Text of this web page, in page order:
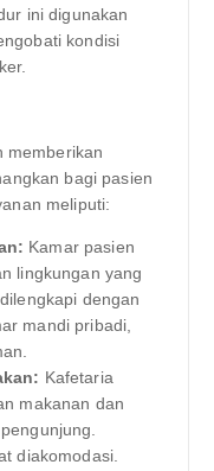
ini digunakan
kondisi
memberikan
bagi pasien
meliputi:
Kamar pasien
lingkungan yang
dengan
mandi pribadi,
Kafetaria
makanan dan
diakomodasi.